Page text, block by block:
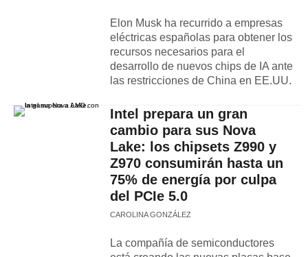
Elon Musk ha recurrido a empresas
eléctricas españolas para obtener los
recursos necesarios para el
desarrollo de nuevos chips de IA ante
las restricciones de China en EE.UU.
Intel prepara un gran
cambio para sus Nova
Lake: los chipsets Z990 y
Z970 consumirán hasta un
75% de energía por culpa
del PCIe 5.0
CAROLINA GONZÁLEZ
La compañía de semiconductores